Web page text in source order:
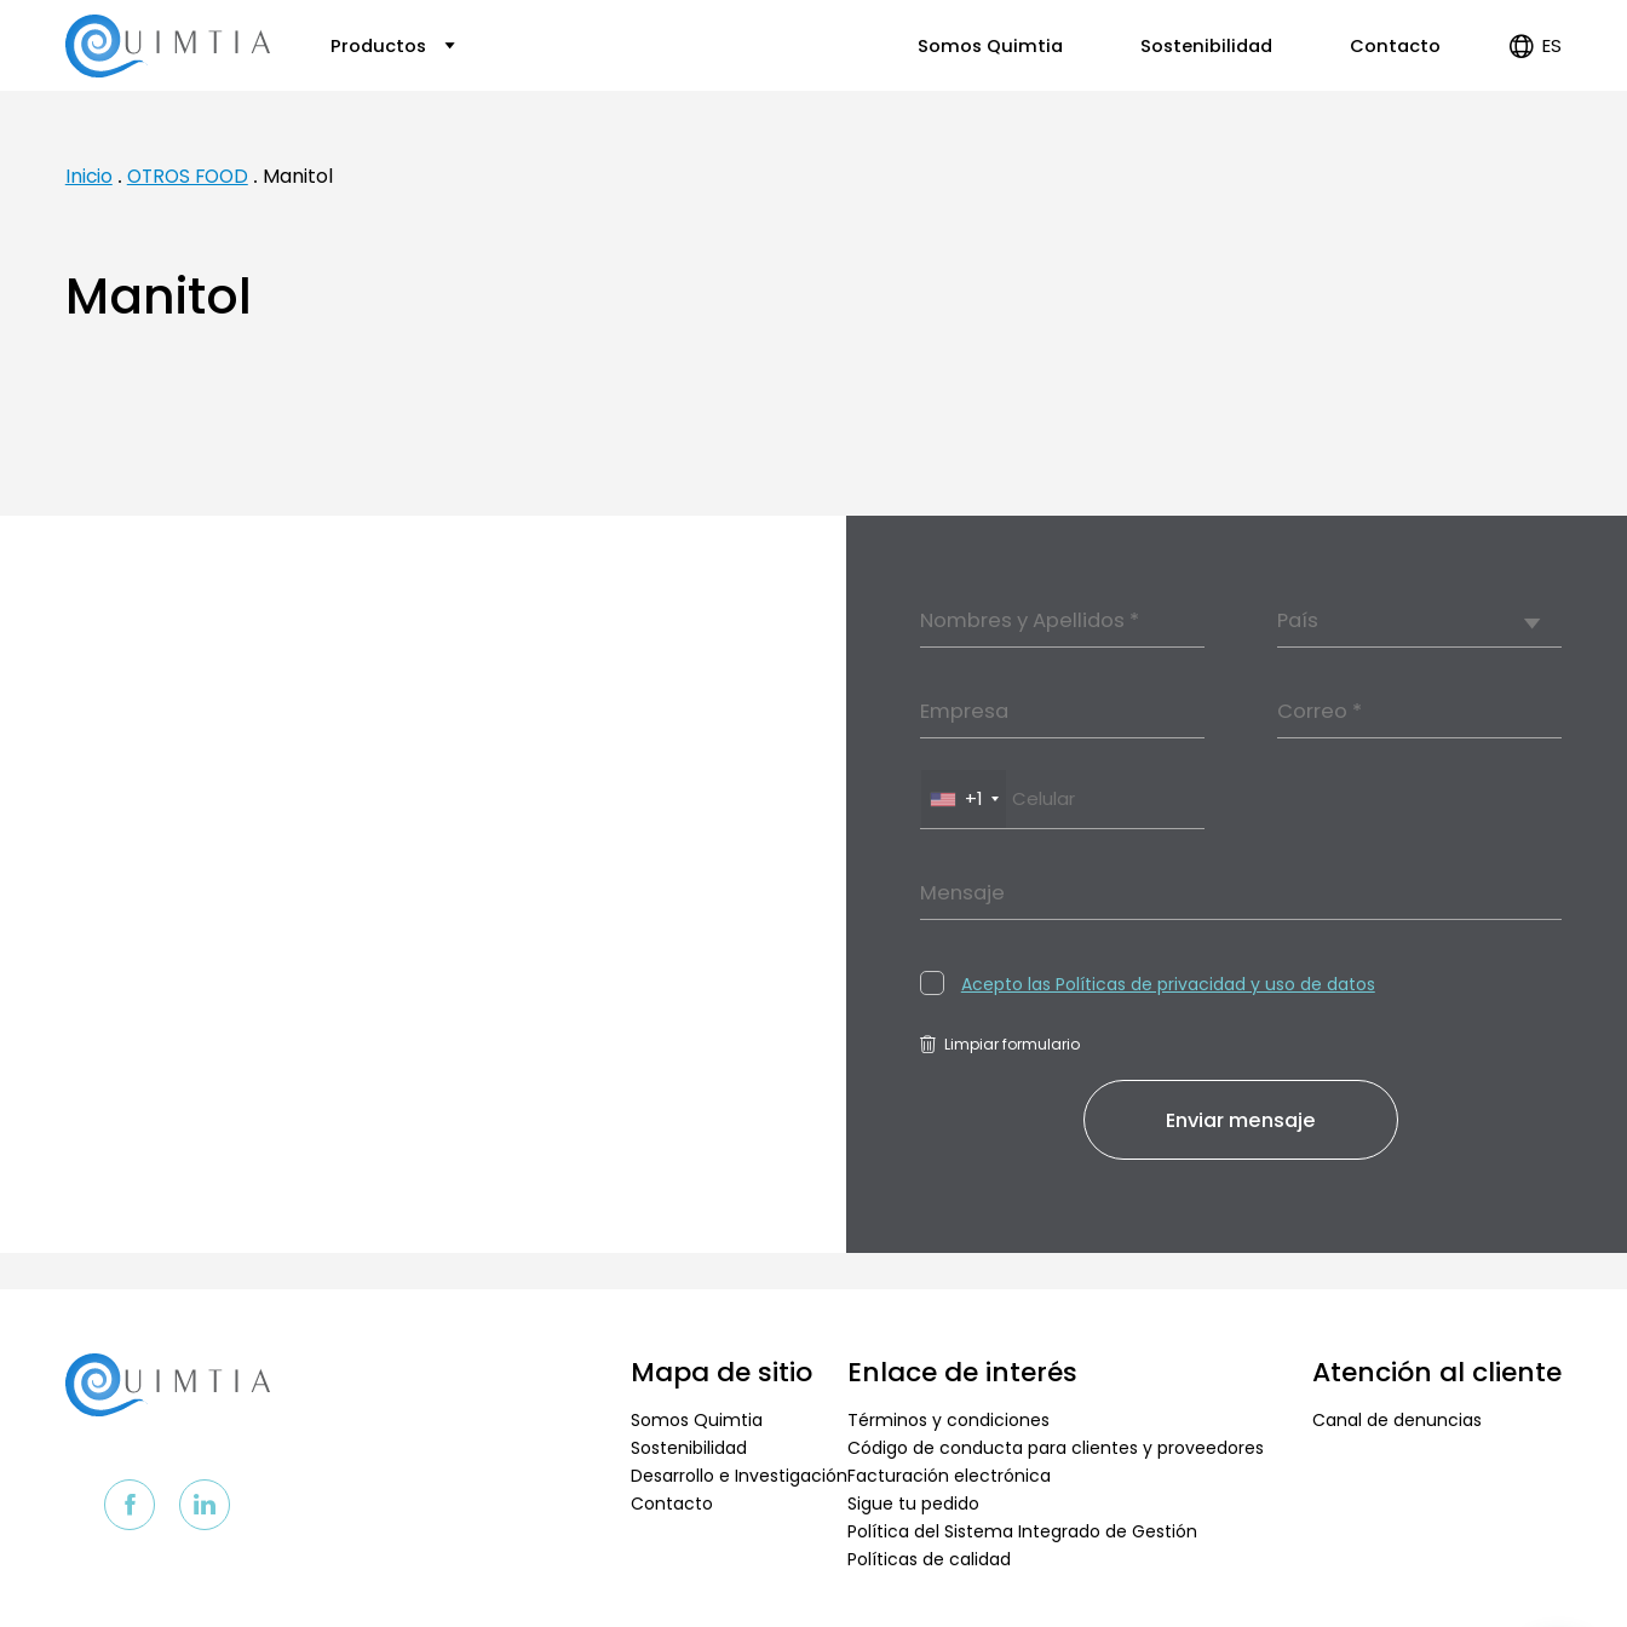
Productos Somos Quimtia Sostenibilidad Contacto ES
Inicio
OTROS FOOD Manitol
Manitol
Nombres y Apellidos * País
Empresa Correo *
+1
Mensaje
Acepto las Políticas de privacidad y uso de datos
Limpiar formulario
Mapa de sitio
Somos Quimtia
Sostenibilidad
Desarrollo e Investigación
Contacto
Enlace de interés
Términos y condiciones
Código de conducta para clientes y proveedores
Facturación electrónica
Sigue tu pedido
Política del Sistema Integrado de Gestión
Políticas de calidad
Atención al cliente
Canal de denuncias